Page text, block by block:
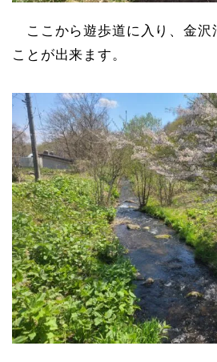
ここから遊歩道に入り、金沢
ことが出来ます。